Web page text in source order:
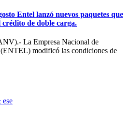
Entel lanzó nuevos paquetes que
de doble carga.
La Empresa Nacional de
modificó las condiciones de
ese